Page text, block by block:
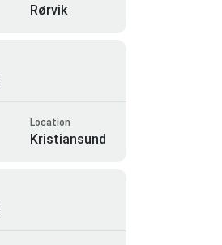
Rørvik
Location
Kristiansund